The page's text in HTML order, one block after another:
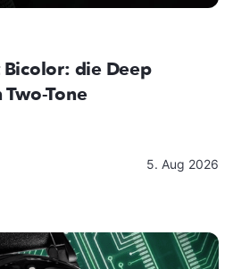
Bicolor: die Deep
Tone
5. Aug 2026